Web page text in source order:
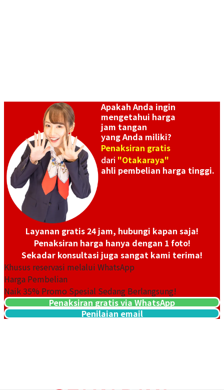
Omega Dynamic 166.0310
Referensi Harga Buyback
Rp 27.779.130
Tanggal Pembelian: April
2026
Omega De Ville Prestige
4570.52
Referensi Harga Buyback
Rp 9.403.830
Tanggal Pembelian: April
Omega Seamaster 2501.83
Omega Seamaster
Apakah Anda ingin
mengetahui harga
jam tangan
yang Anda miliki?
Penaksiran gratis
dari "Otakaraya"
ahli pembelian harga tinggi.
Layanan gratis 24 jam, hubungi kapan saja!
Penaksiran harga hanya dengan 1 foto!
Sekadar konsultasi juga sangat kami terima!
Khusus reservasi melalui WhatsApp
Harga Pembelian
Naik35% Promo Spesial Sedang Berlangsung!
Penaksiran gratis via WhatsApp
Penilaian email